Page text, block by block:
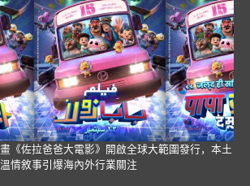
《佐拉爸爸大電影》開啟全球大範圍發行，本土
溫情敘事引爆海內外行業關注